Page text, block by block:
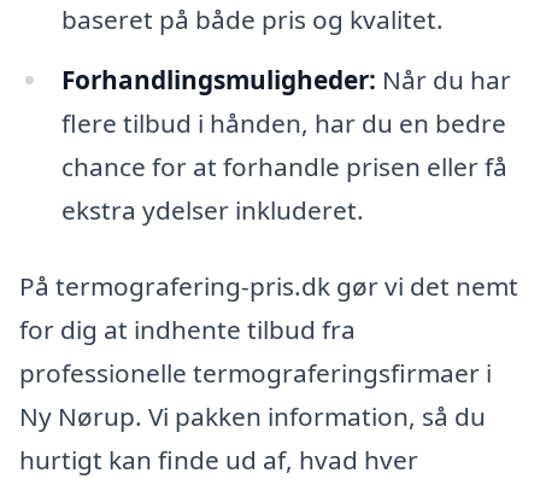
baseret på både pris og kvalitet.
Forhandlingsmuligheder: Når du har
flere tilbud i hånden, har du en bedre
chance for at forhandle prisen eller få
ekstra ydelser inkluderet.
På termografering-pris.dk gør vi det nemt
for dig at indhente tilbud fra
professionelle termograferingsfirmaer i
Ny Nørup. Vi pakken information, så du
hurtigt kan finde ud af, hvad hver